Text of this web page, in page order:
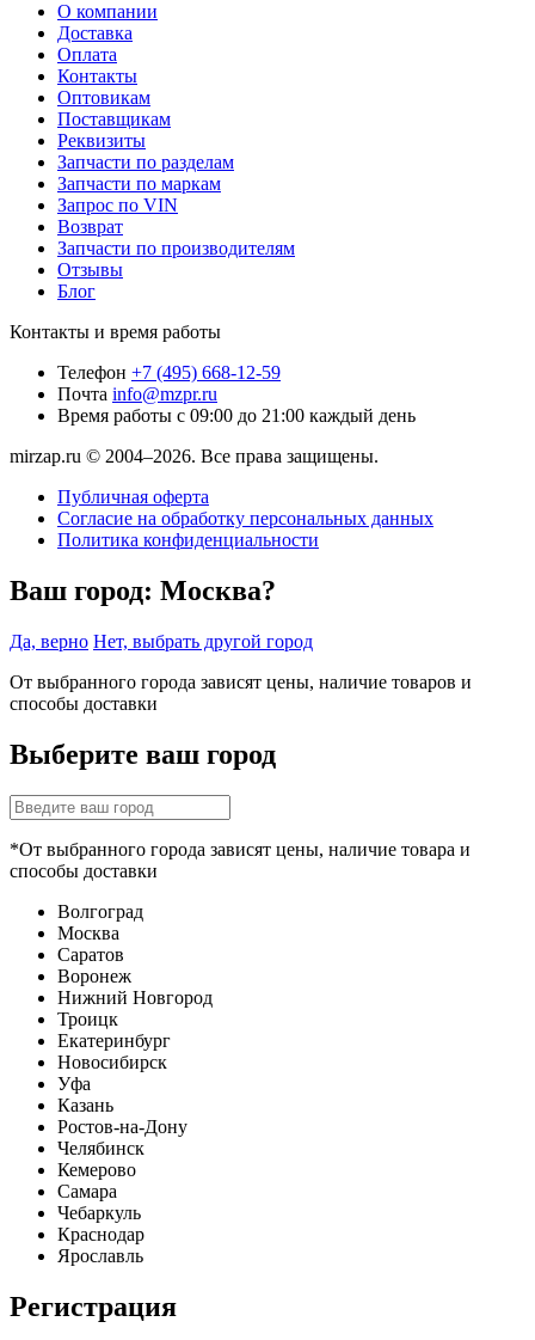
О компании
Доставка
Оплата
Контакты
Оптовикам
Поставщикам
Реквизиты
Запчасти по разделам
Запчасти по маркам
Запрос по VIN
Возврат
Запчасти по производителям
Отзывы
Блог
Контакты и время работы
Телефон +7 (495) 668-12-59
Почта info@mzpr.ru
Время работы с 09:00 до 21:00 каждый день
mirzap.ru © 2004–2026. Все права защищены.
Публичная оферта
Согласие на обработку персональных данных
Политика конфиденциальности
Ваш город: Москва?
Да, верно Нет, выбрать другой город
От выбранного города зависят цены, наличие товаров и
способы доставки
Выберите ваш город
*От выбранного города зависят цены, наличие товара и
способы доставки
Волгоград
Москва
Саратов
Воронеж
Нижний Новгород
Троицк
Екатеринбург
Новосибирск
Уфа
Казань
Ростов-на-Дону
Челябинск
Кемерово
Самара
Чебаркуль
Краснодар
Ярославль
Регистрация